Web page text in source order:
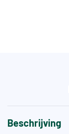
Beschrijving